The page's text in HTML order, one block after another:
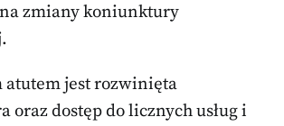
zmiany koniunktury
atutem jest rozwinięta
oraz dostęp do licznych usług i